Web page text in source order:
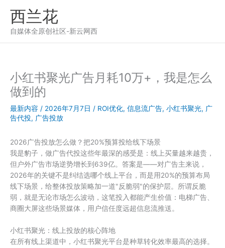
西兰花
自媒体全原创社区-新云网西
小红书聚光广告月耗10万+，我是怎么
做到的
最新内容 / 2026年7月7日 / ROI优化, 信息流广告, 小红书聚光, 广
告代投, 广告投放
2026广告投放怎么做？把20%预算投给线下场景
我是豹子，做广告代投这些年最深的感受是：线上买量越来越贵，
但户外广告市场逆势增长到639亿。答案是——对广告主来说，
2026年的关键不是纠结选哪个线上平台，而是用20%的预算布局
线下场景，给整体投放策略加一道"反脆弱"的保护层。所谓反脆
弱，就是无论市场怎么波动，这笔投入都能产生价值：电梯广告、
商圈大屏这些场景媒体，用户信任度远超信息流推送。
小红书聚光：线上投放的核心阵地
在所有线上渠道中，小红书聚光平台是种草转化效率最高的选择。